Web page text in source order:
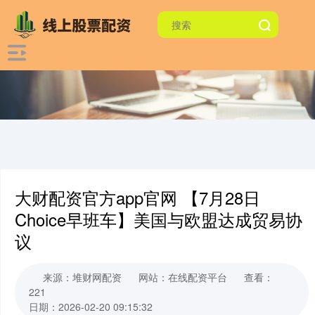
大财配资官方app官网 【7月28日
Choice早班车】美国与欧盟达成贸易协
议
来源：堆财网配资 网站：在线配资平台
查看：
221
日期：2026-02-20 09:15:32